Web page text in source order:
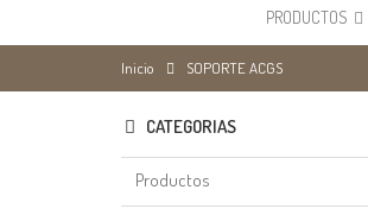
PRODUCTOS
Inicio SOPORTE ACGS
CATEGORIAS
Productos